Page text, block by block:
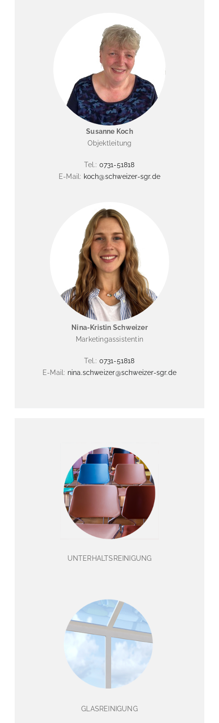
Susanne Koch
Objektleitung
Tel.: 0731-51818
E-Mail: koch@schweizer-sgr.de
Nina-Kristin Schweizer
Marketingassistentin
Tel.: 0731-51818
E-Mail: nina.schweizer@schweizer-sgr.de
UNTERHALTSREINIGUNG
GLASREINIGUNG